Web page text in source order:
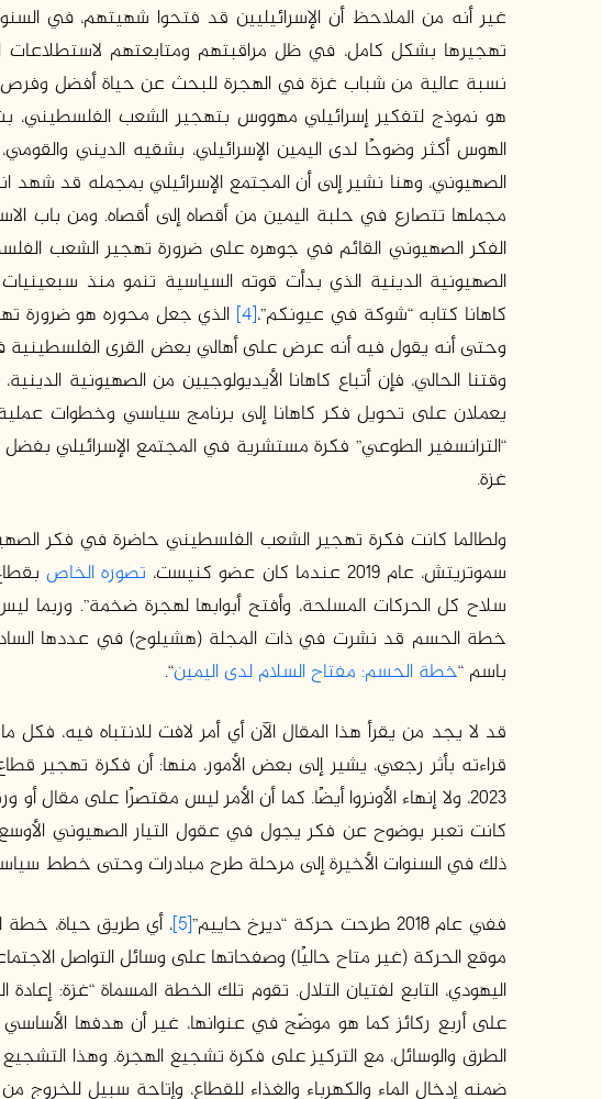
غير أنه من الملاحظ أن الإسرائيليين قد فتحوا شهيتهم، في
تهجيرها بشكل كامل، في ظل مراقبتهم ومتابعتهم لاستطلاعات
نسبة عالية من شباب غزة في الهجرة للبحث عن حياة أفضل وفرص
هو نموذج لتفكير إسرائيلي مهووس بتهجير الشعب الفلسطيني،
الهوس أكثر وضوحًا لدى اليمين الإسرائيلي، بشقيه الديني
الصهيوني، وهنا نشير إلى أن المجتمع الإسرائيلي بمجمله قد شهد
مجملها تتصارع في حلبة اليمين من أقصاه إلى أقصاه. ومن باب
الفكر الصهيوني القائم في جوهره على ضرورة تهجير الشعب
كاهانا كتابه “شوكة في عيونكم”،[4]
وحتى أنه يقول فيه أنه عرض على أهالي بعض القرى الفلسطينية
وقتنا الحالي، فإن أتباع كاهانا الأيديولوجيين من الصهيونية
يعملان على تحويل فكر كاهانا إلى برنامج سياسي وخطوات
“الترانسفير الطوعي” فكرة مستشرية في المجتمع الإسرائيلي
غزة.
ولطالما كانت فكرة تهجير الشعب الفلسطيني حاضرة في فكر
سموتريتش، عام 2019 عندما كان عضو كنيست،
تصوره الخاص
سلاح كل الحركات المسلحة، وأفتح أبوابها لهجرة ضخمة”. وربما
باسم “خطة الحسم: مفتاح السلام لدى اليمين“.
قد لا يجد من يقرأ هذا المقال الآن أي أمر لافت للانتباه فيه،
قراءته بأثر رجعي، يشير إلى بعض الأمور، منها: أن فكرة تهجير
2023، ولا إنهاء الأونروا أيضًا. كما أن الأمر ليس مقتصرًا على
كانت تعبر بوضوح عن فكر يجول في عقول التيار الصهيوني
ذلك في السنوات الأخيرة إلى مرحلة طرح مبادرات وحتى خطط
ففي عام 2018 طرحت حركة “ديرِخ حاييم”
[5] ، أي طريق حياة،
موقع الحركة (غير متاح حاليًا) وصفحاتها على وسائل التواصل
اليهودي، التابع لفتيان التلال. تقوم تلك الخطة المسماة “غزة:
على أربع ركائز كما هو موضّح في عنوانها، غير أن هدفها
الطرق والوسائل، مع التركيز على فكرة تشجيع الهجرة. وهذا
ضمنه إدخال الماء والكهرباء والغذاء للقطاع، وإتاحة سبيل للخروج